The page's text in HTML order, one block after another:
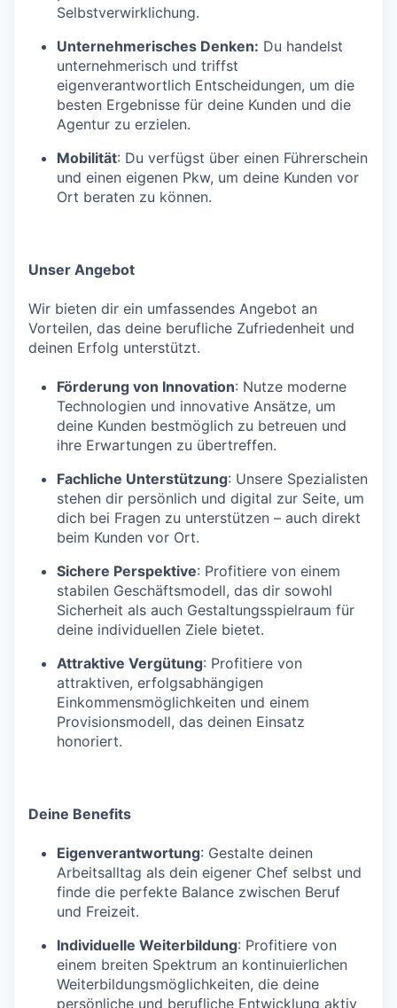
Selbstverwirklichung.
Unternehmerisches Denken: Du handelst
unternehmerisch und triffst
eigenverantwortlich Entscheidungen, um die
besten Ergebnisse für deine Kunden und die
Agentur zu erzielen.
Mobilität: Du verfügst über einen Führerschein
und einen eigenen Pkw, um deine Kunden vor
Ort beraten zu können.
Unser Angebot
Wir bieten dir ein umfassendes Angebot an
Vorteilen, das deine berufliche Zufriedenheit und
deinen Erfolg unterstützt.
Förderung von Innovation: Nutze moderne
Technologien und innovative Ansätze, um
deine Kunden bestmöglich zu betreuen und
ihre Erwartungen zu übertreffen.
Fachliche Unterstützung: Unsere Spezialisten
stehen dir persönlich und digital zur Seite, um
dich bei Fragen zu unterstützen – auch direkt
beim Kunden vor Ort.
Sichere Perspektive: Profitiere von einem
stabilen Geschäftsmodell, das dir sowohl
Sicherheit als auch Gestaltungsspielraum für
deine individuellen Ziele bietet.
Attraktive Vergütung: Profitiere von
attraktiven, erfolgsabhängigen
Einkommensmöglichkeiten und einem
Provisionsmodell, das deinen Einsatz
honoriert.
Deine Benefits
Eigenverantwortung: Gestalte deinen
Arbeitsalltag als dein eigener Chef selbst und
finde die perfekte Balance zwischen Beruf
und Freizeit.
Individuelle Weiterbildung: Profitiere von
einem breiten Spektrum an kontinuierlichen
Weiterbildungsmöglichkeiten, die deine
persönliche und berufliche Entwicklung aktiv